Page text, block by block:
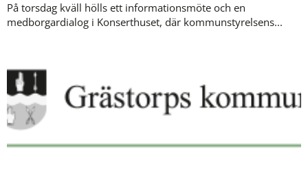
På torsdag kväll hölls ett informationsmöte och en
medborgardialog i Konserthuset, där kommunstyrelsens...